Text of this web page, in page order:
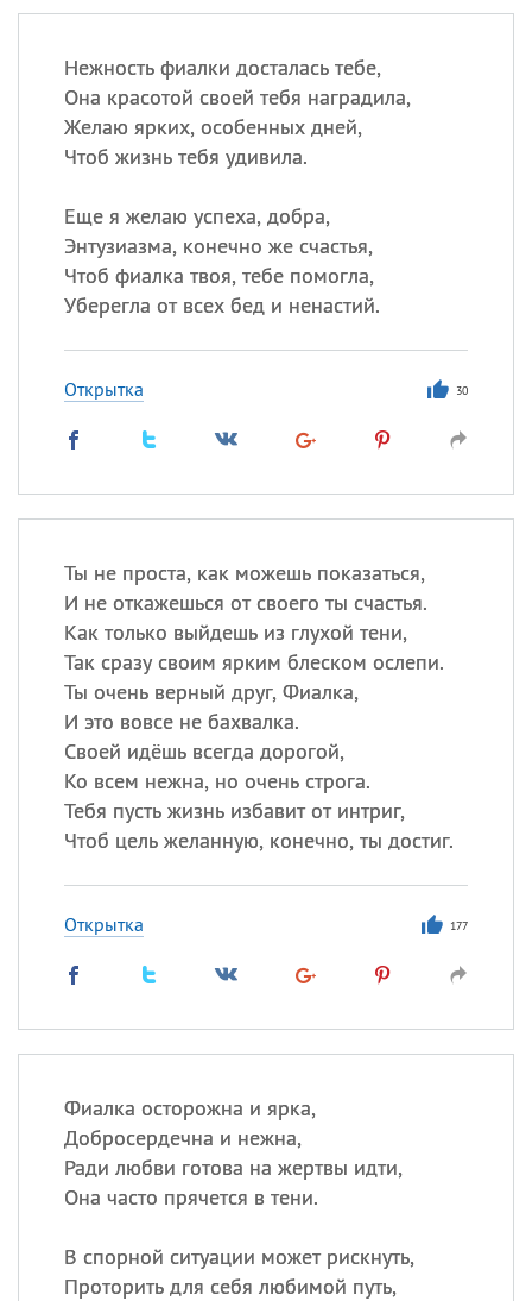
Нежность фиалки досталась тебе,
Она красотой своей тебя наградила,
Желаю ярких, особенных дней,
Чтоб жизнь тебя удивила.
Еще я желаю успеха, добра,
Энтузиазма, конечно же счастья,
Чтоб фиалка твоя, тебе помогла,
Уберегла от всех бед и ненастий.
Открытка 30
Ты не проста, как можешь показаться,
И не откажешься от своего ты счастья.
Как только выйдешь из глухой тени,
Так сразу своим ярким блеском ослепи.
Ты очень верный друг, Фиалка,
И это вовсе не бахвалка.
Своей идёшь всегда дорогой,
Ко всем нежна, но очень строга.
Тебя пусть жизнь избавит от интриг,
Чтоб цель желанную, конечно, ты достиг.
Открытка 177
Фиалка осторожна и ярка,
Добросердечна и нежна,
Ради любви готова на жертвы идти,
Она часто прячется в тени.
В спорной ситуации может рискнуть,
Проторить для себя любимой путь,